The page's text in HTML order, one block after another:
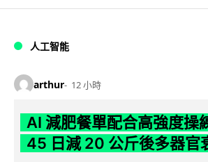
人工智能
arthur 12 小時
AI 減肥餐單配合高強度
45 日減 20 公斤後多器官